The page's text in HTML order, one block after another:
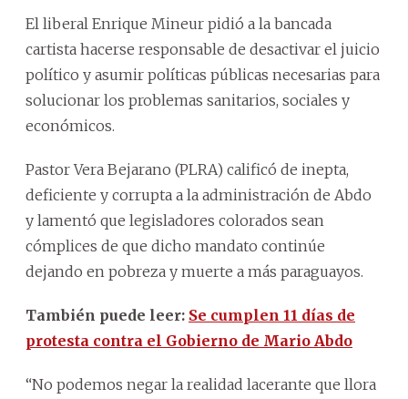
El liberal Enrique Mineur pidió a la bancada
cartista hacerse responsable de desactivar el juicio
político y asumir políticas públicas necesarias para
solucionar los problemas sanitarios, sociales y
económicos.
Pastor Vera Bejarano (PLRA) calificó de inepta,
deficiente y corrupta a la administración de Abdo
y lamentó que legisladores colorados sean
cómplices de que dicho mandato continúe
dejando en pobreza y muerte a más paraguayos.
También puede leer: Se cumplen 11 días de
protesta contra el Gobierno de Mario Abdo
“No podemos negar la realidad lacerante que llora